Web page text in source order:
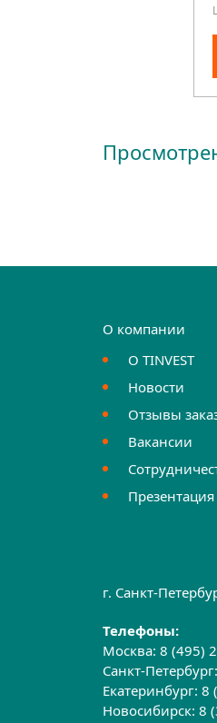
О компании
О TINVEST
Новости
Отзывы
Вакансии
г. Санкт-
Телефоны:
Москва:8 (495)
Санкт-
Екатеринбург:8
Новосибирск:8